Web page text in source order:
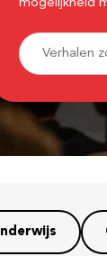
mogelijkheid